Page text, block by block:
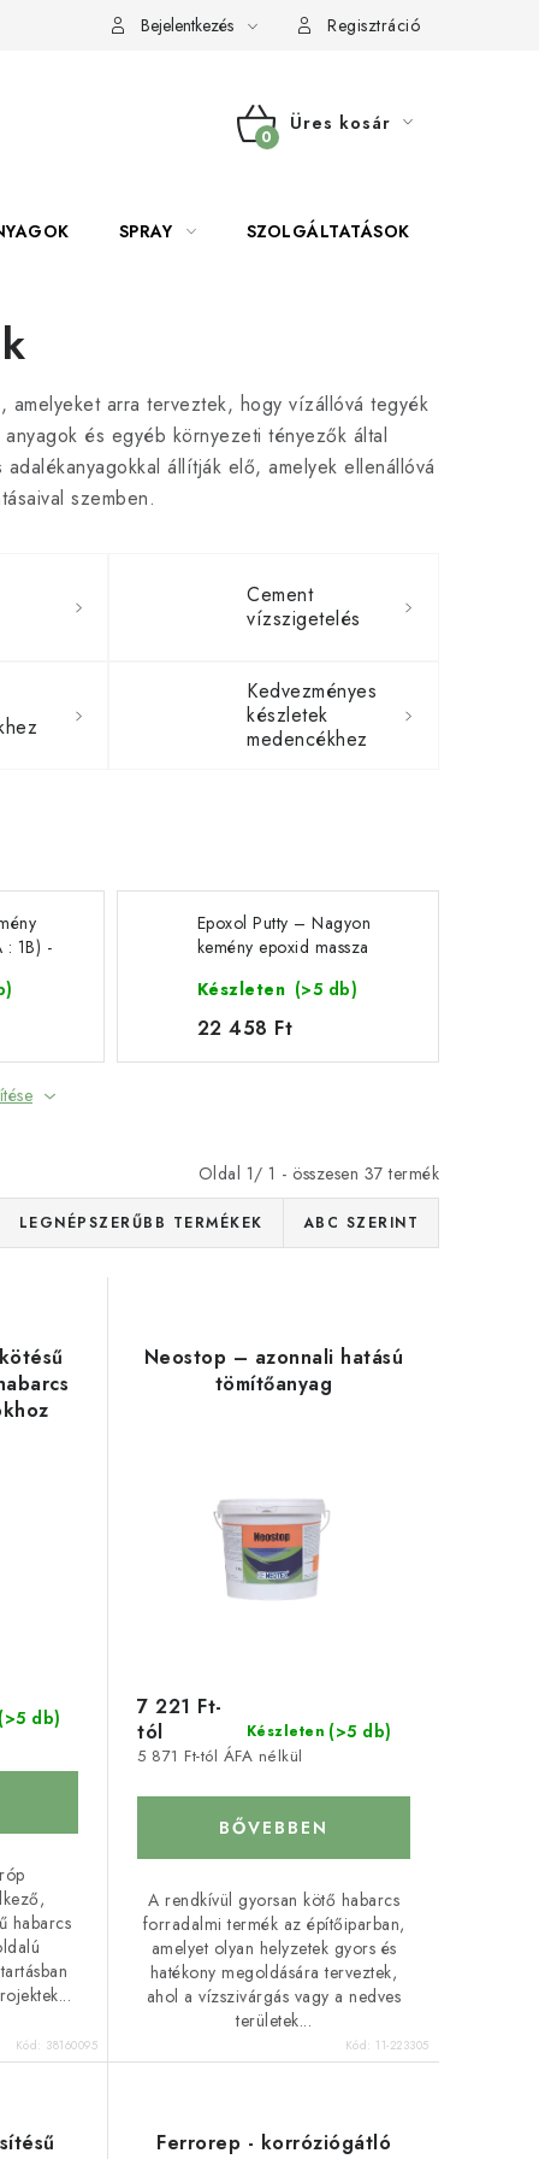
Bejelentkezés Regisztráció
KOSÁR
Üres kosár
SPRAY SZOLGÁLTATÁSOK
arra terveztek, hogy vízállóvá tegyék
és egyéb környezeti tényezők által
állítják elő, amelyek ellenállóvá
szemben.
Cement
vízszigetelés
Kedvezményes
készletek
medencékhez
: 1B) -
Epoxol Putty – Nagyon
kemény epoxid massza
Készleten (>5 db)
22 458 Ft
Oldal 1/ 1 - összesen 37 termék
LEGNÉPSZERŰBB TERMÉKEK ABC SZERINT
db)
habarcs
Kód: 38160095
Neostop – azonnali hatású
tömítőanyag
Készleten (>5 db)
5 871 Ft-tól ÁFA nélkül
7 221 Ft-
tól
BŐVEBBEN
A rendkívül gyorsan kötő habarcs
forradalmi termék az építőiparban,
amelyet olyan helyzetek gyors és
hatékony megoldására terveztek,
ahol a vízszivárgás vagy a nedves
területek...
Kód: 11-223305
Ferrorep - korróziógátló